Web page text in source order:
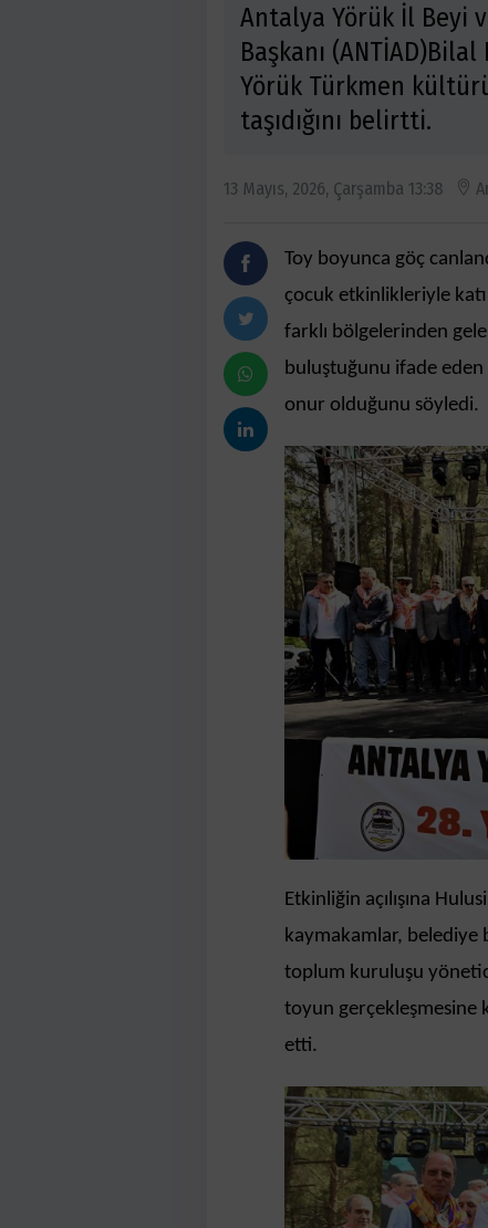
Antalya Yörük İl Beyi
Başkanı
Yörük Türkmen
taşıdığını belirtti.
13 Mayıs, 2026, Çarşamba 13:38
Toy boyunca göç
çocuk etkinlikleriyle
farklı bölgelerinden
buluştuğunu ifade
onur olduğunu söyledi.
Etkinliğin açılışına
kaymakamlar, belediye
toplum kuruluşu
toyun gerçekleşmesine
etti.